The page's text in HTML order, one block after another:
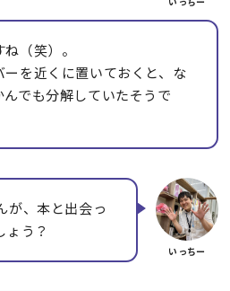
（笑）。
ーを近くに置いておくと、な
んでも分解していたそうで
が、本と出会っ
ょう？